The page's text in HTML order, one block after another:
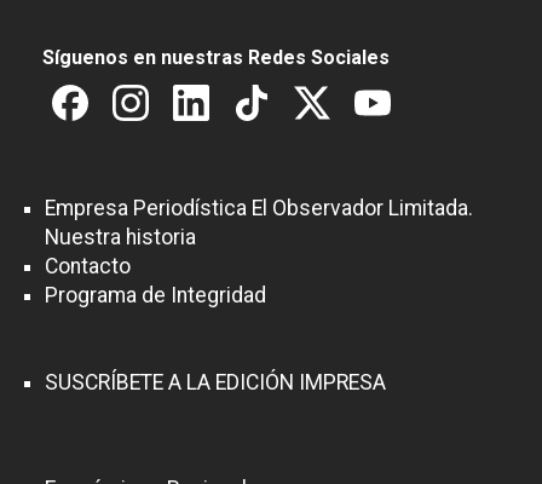
Síguenos en nuestras Redes Sociales
Empresa Periodística El Observador Limitada.
Nuestra historia
Contacto
Programa de Integridad
SUSCRÍBETE A LA EDICIÓN IMPRESA